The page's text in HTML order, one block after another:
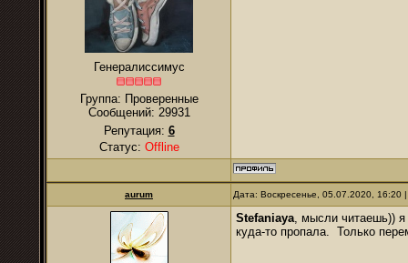
Генералиссимус
Группа: Проверенные
Сообщений: 29931
Репутация: 6
Статус: Offline
аurum Дата: Воскресенье, 05.07.2020,
Stefaniaya, мысли читаешь)) я
куда-то пропала. Только